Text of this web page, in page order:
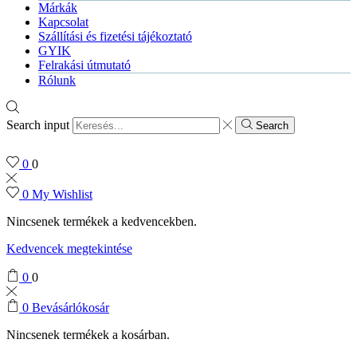
Márkák
Kapcsolat
Szállítási és fizetési tájékoztató
GYIK
Felrakási útmutató
Rólunk
Search input Search
0 0
0 My Wishlist
Nincsenek termékek a kedvencekben.
Kedvencek megtekintése
0 0
0 Bevásárlókosár
Nincsenek termékek a kosárban.